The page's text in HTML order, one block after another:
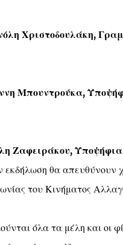
Χριστοδουλάκη,
Μπουντρούκα,
Ζαφειράκου,
εκδήλωση θα απευθύνουν
του Κινήματος
όλα τα μέλη και οι